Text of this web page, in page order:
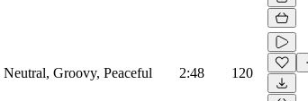
Groovy, Peaceful 2:48 120